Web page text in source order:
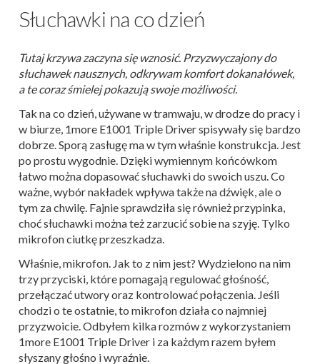
Słuchawki na co dzień
Tutaj krzywa zaczyna się wznosić. Przyzwyczajony do
słuchawek nausznych, odkrywam komfort dokanałówek,
a te coraz śmielej pokazują swoje możliwości.
Tak na co dzień, używane w tramwaju, w drodze do pracy i
w biurze, 1more E1001 Triple Driver spisywały się bardzo
dobrze. Sporą zasługę ma w tym właśnie konstrukcja. Jest
po prostu wygodnie. Dzięki wymiennym końcówkom
łatwo można dopasować słuchawki do swoich uszu. Co
ważne, wybór nakładek wpływa także na dźwięk, ale o
tym za chwilę. Fajnie sprawdziła się również przypinka,
choć słuchawki można też zarzucić sobie na szyję. Tylko
mikrofon ciutkę przeszkadza.
Właśnie, mikrofon. Jak to z nim jest? Wydzielono na nim
trzy przyciski, które pomagają regulować głośność,
przełączać utwory oraz kontrolować połączenia. Jeśli
chodzi o te ostatnie, to mikrofon działa co najmniej
przyzwoicie. Odbyłem kilka rozmów z wykorzystaniem
1more E1001 Triple Driver i za każdym razem byłem
słyszany głośno i wyraźnie.